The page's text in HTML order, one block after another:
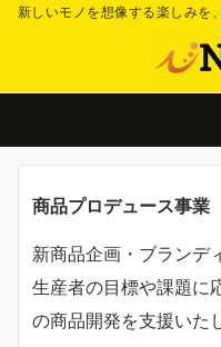
新しいモノを想像する楽しみを
商品プロデュース事業
新商品企画・ブランデ
生産者の目標や課題に
の商品開発を支援いた